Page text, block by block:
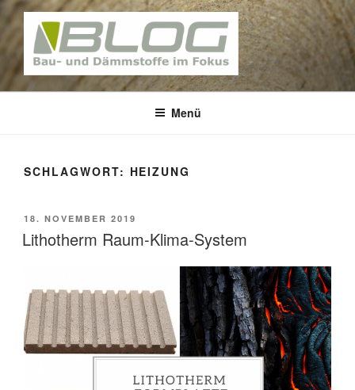
Zum
Inhalt
springen
BAUNATIV – BLOG
Bau und Dämmstoffe im Fokus
Menü
SCHLAGWORT: HEIZUNG
VERÖFFENTLICHT
AM
18. NOVEMBER 2019
Lithotherm Raum-Klima-System